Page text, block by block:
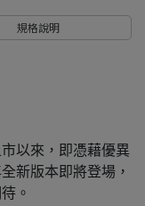
規格說明
以來，即憑藉優異
新版本即將登場，
。